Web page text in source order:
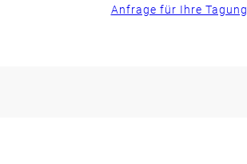
Anfrage für Ihre Tagung